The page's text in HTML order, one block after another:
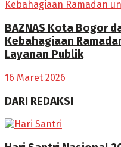
BAZNAS Kota Bogor
Kebahagiaan
Layanan Publik
16 Maret 2026
DARI REDAKSI